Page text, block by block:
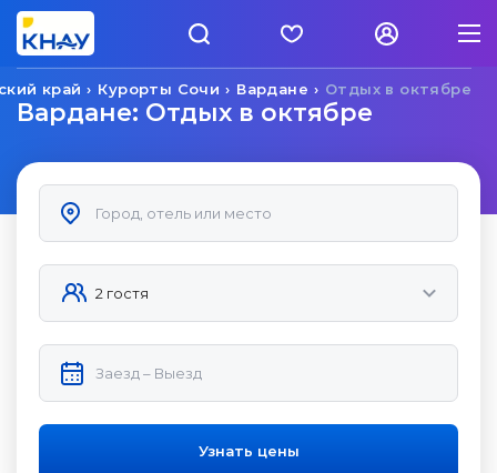
Отдых в октябре
Вардане
Курорты Сочи
край
Вардане: Отдых в октябре
Узнать цены